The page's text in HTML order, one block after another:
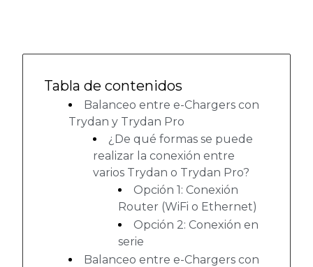
Tabla de contenidos
Balanceo entre e-Chargers con
Trydan y Trydan Pro
¿De qué formas se puede
realizar la conexión entre
varios Trydan o Trydan Pro?
Opción 1: Conexión
Router (WiFi o Ethernet)
Opción 2: Conexión en
serie
Balanceo entre e-Chargers con